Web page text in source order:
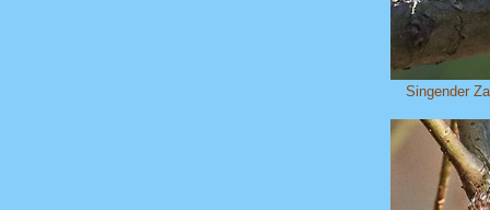
Singender